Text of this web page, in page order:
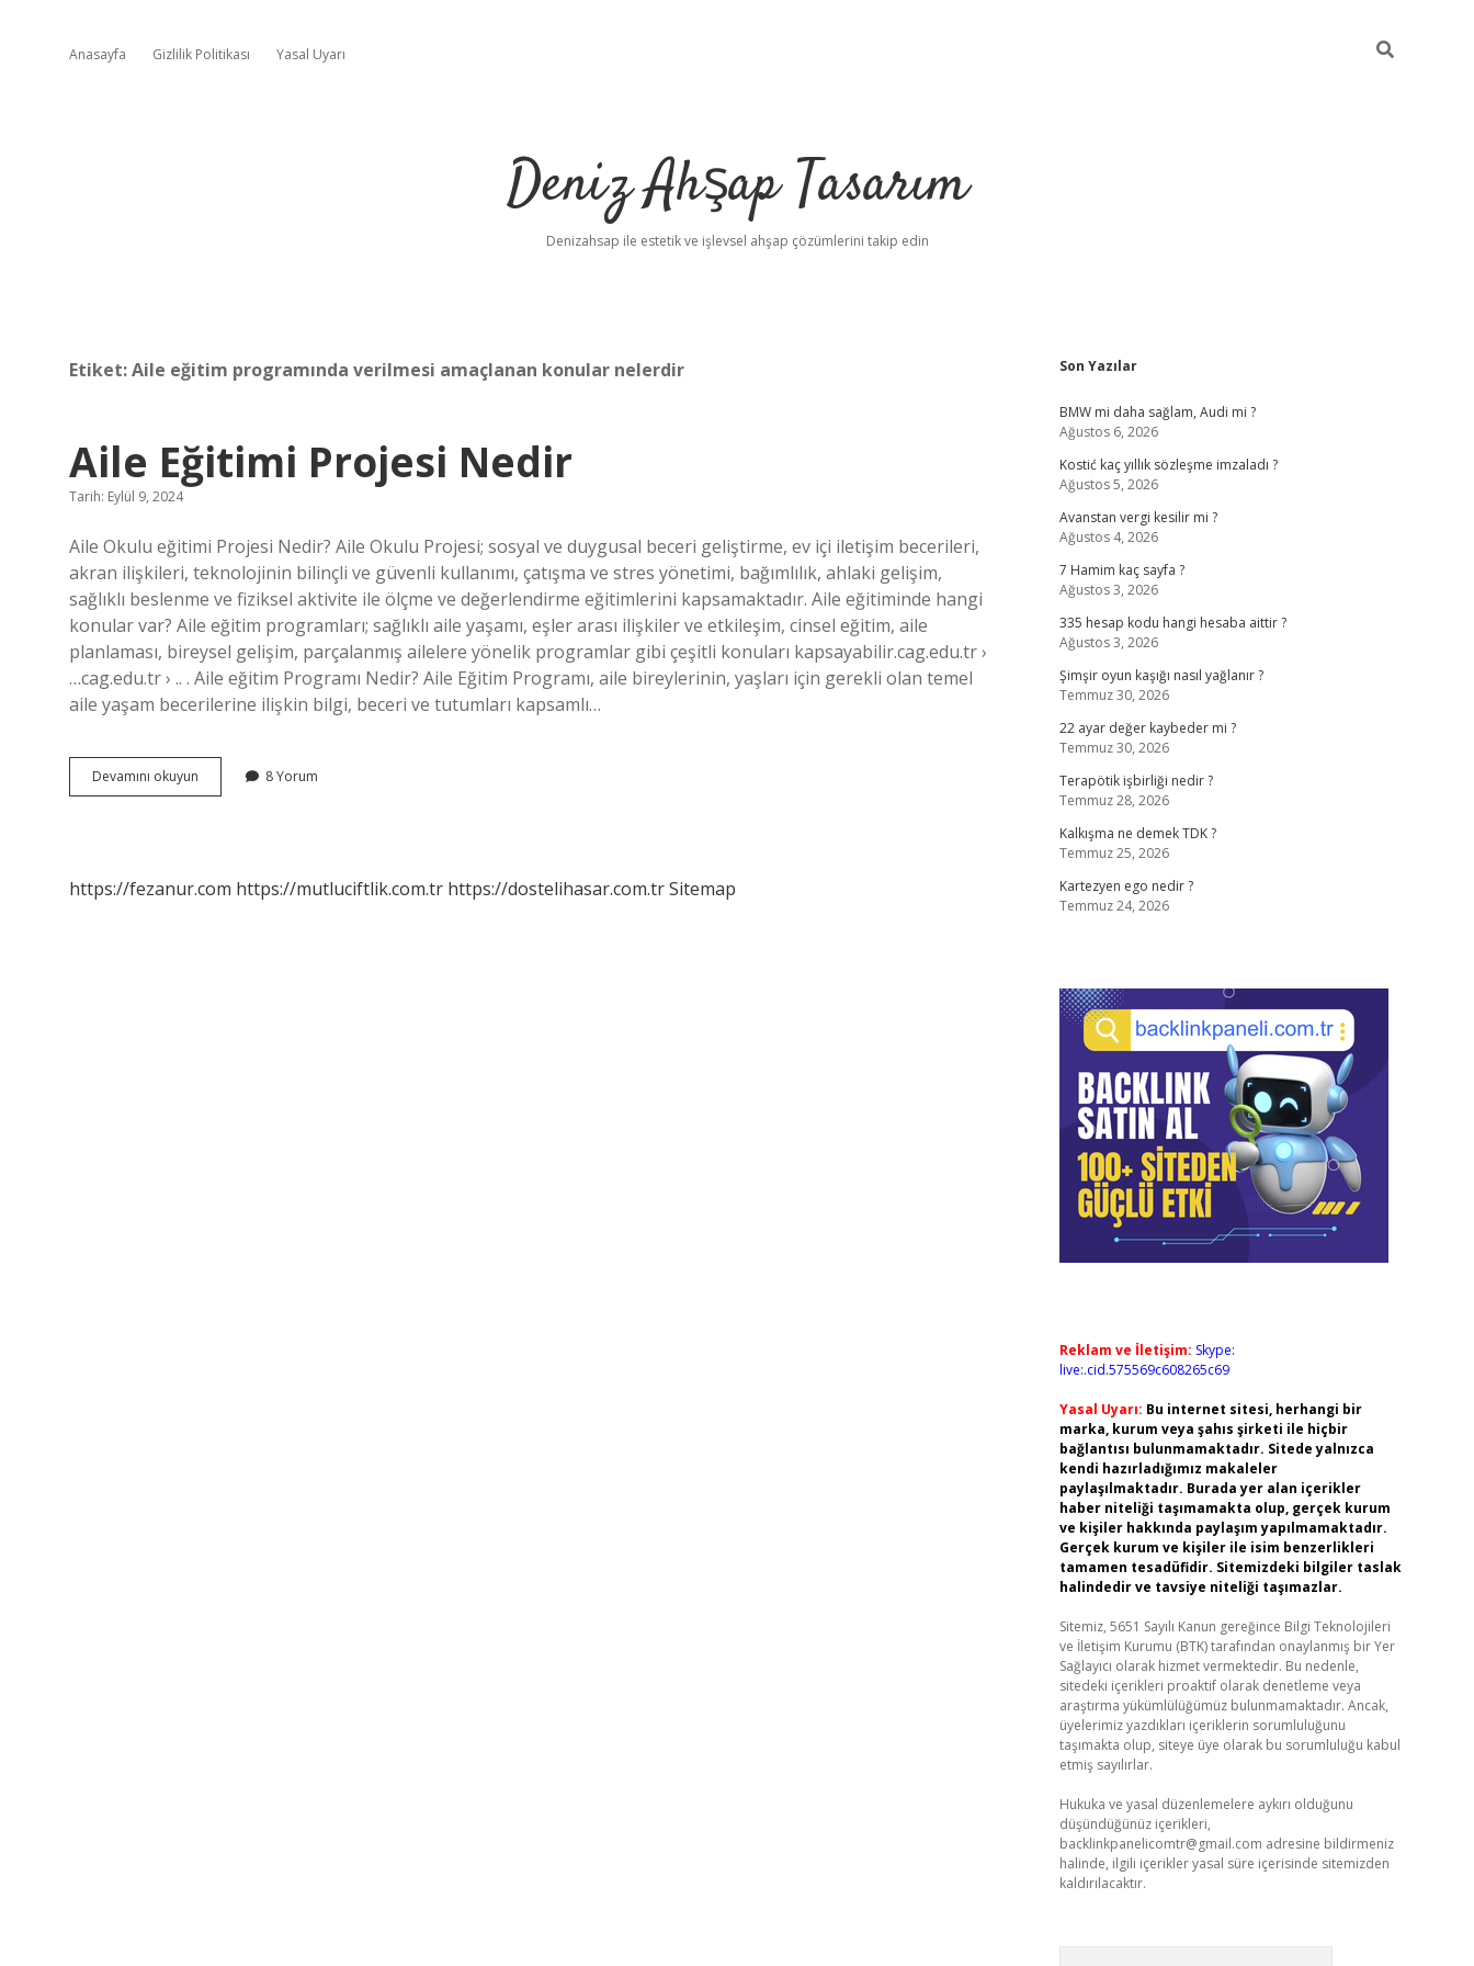
Anasayfa Gizlilik Politikası Yasal Uyarı
Deniz Ahşap Tasarım
Denizahsap ile estetik ve işlevsel ahşap çözümlerini takip edin
Etiket:Aile eğitim programında verilmesi amaçlanan konular nelerdir
Aile Eğitimi Projesi Nedir
Tarih: Eylül 9, 2024
Aile Okulu eğitimi Projesi Nedir? Aile Okulu Projesi; sosyal ve duygusal beceri geliştirme, ev içi iletişim becerileri,
akran ilişkileri, teknolojinin bilinçli ve güvenli kullanımı, çatışma ve stres yönetimi, bağımlılık, ahlaki gelişim,
sağlıklı beslenme ve fiziksel aktivite ile ölçme ve değerlendirme eğitimlerini kapsamaktadır. Aile eğitiminde hangi
konular var? Aile eğitim programları; sağlıklı aile yaşamı, eşler arası ilişkiler ve etkileşim, cinsel eğitim, aile
planlaması, bireysel gelişim, parçalanmış ailelere yönelik programlar gibi çeşitli konuları kapsayabilir.cag.edu.tr ›
…cag.edu.tr › .. . Aile eğitim Programı Nedir? Aile Eğitim Programı, aile bireylerinin, yaşları için gerekli olan temel
aile yaşam becerilerine ilişkin bilgi, beceri ve tutumları kapsamlı…
Devamını okuyun
Eğitimi
8 Yorum
https://fezanur.com https://mutluciftlik.com.tr https://dostelihasar.com.trSitemap
Sidebar
Son Yazılar
BMW mi daha sağlam, Audi mi ?
Ağustos 6, 2026
Kostić kaç yıllık sözleşme imzaladı ?
Ağustos 5, 2026
Avanstan vergi kesilir mi ?
Ağustos 4, 2026
7 Hamim kaç sayfa ?
Ağustos 3, 2026
335 hesap kodu hangi hesaba aittir ?
Ağustos 3, 2026
Şimşir oyun kaşığı nasıl yağlanır ?
Temmuz 30, 2026
22 ayar değer kaybeder mi ?
Temmuz 30, 2026
Terapötik işbirliği nedir ?
Temmuz 28, 2026
Kalkışma ne demek TDK ?
Temmuz 25, 2026
Kartezyen ego nedir ?
Temmuz 24, 2026
Reklam ve İletişim: Skype:
live:.cid.575569c608265c69
Yasal Uyarı: Bu internet sitesi, herhangi bir
marka, kurum veya şahıs şirketi ile hiçbir
bağlantısı bulunmamaktadır. Sitede yalnızca
kendi hazırladığımız makaleler
paylaşılmaktadır. Burada yer alan içerikler
haber niteliği taşımamakta olup, gerçek kurum
ve kişiler hakkında paylaşım yapılmamaktadır.
Gerçek kurum ve kişiler ile isim benzerlikleri
tamamen tesadüfidir. Sitemizdeki bilgiler taslak
halindedir ve tavsiye niteliği taşımazlar.
Sitemiz, 5651 Sayılı Kanun gereğince Bilgi Teknolojileri
ve İletişim Kurumu (BTK) tarafından onaylanmış bir Yer
Sağlayıcı olarak hizmet vermektedir. Bu nedenle,
sitedeki içerikleri proaktif olarak denetleme veya
araştırma yükümlülüğümüz bulunmamaktadır. Ancak,
üyelerimiz yazdıkları içeriklerin sorumluluğunu
taşımakta olup, siteye üye olarak bu sorumluluğu kabul
etmiş sayılırlar.
Hukuka ve yasal düzenlemelere aykırı olduğunu
düşündüğünüz içerikleri,
backlinkpanelicomtr@gmail.com adresine bildirmeniz
halinde, ilgili içerikler yasal süre içerisinde sitemizden
kaldırılacaktır.